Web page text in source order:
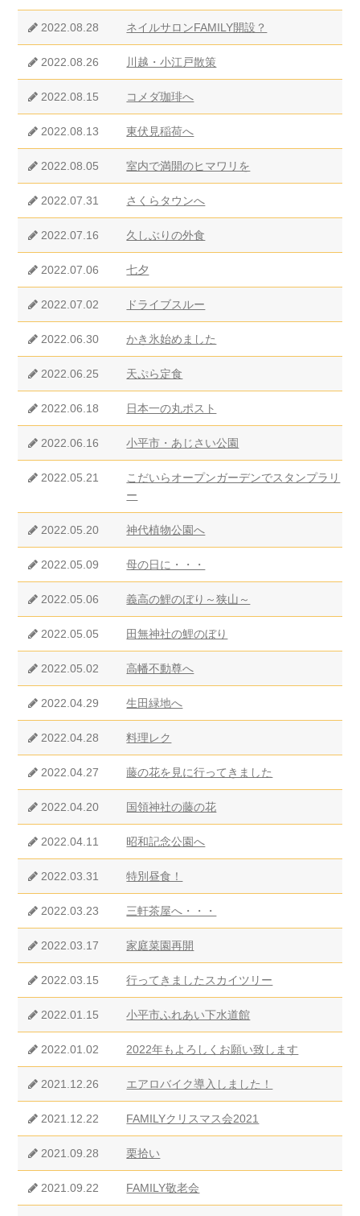
2022.08.28 ネイルサロンFAMILY開設？
2022.08.26 川越・小江戸散策
2022.08.15 コメダ珈琲へ
2022.08.13 東伏見稲荷へ
2022.08.05 室内で満開のヒマワリを
2022.07.31 さくらタウンへ
2022.07.16 久しぶりの外食
2022.07.06 七夕
2022.07.02 ドライブスルー
2022.06.30 かき氷始めました
2022.06.25 天ぷら定食
2022.06.18 日本一の丸ポスト
2022.06.16 小平市・あじさい公園
2022.05.21
こだいらオープンガーデンでスタンプラリ
ー
2022.05.20 神代植物公園へ
2022.05.09 母の日に・・・
2022.05.06 義高の鯉のぼり～狭山～
2022.05.05 田無神社の鯉のぼり
2022.05.02 高幡不動尊へ
2022.04.29 生田緑地へ
2022.04.28 料理レク
2022.04.27 藤の花を見に行ってきました
2022.04.20 国領神社の藤の花
2022.04.11 昭和記念公園へ
2022.03.31 特別昼食！
2022.03.23 三軒茶屋へ・・・
2022.03.17 家庭菜園再開
2022.03.15 行ってきましたスカイツリー
2022.01.15 小平市ふれあい下水道館
2022.01.02 2022年もよろしくお願い致します
2021.12.26 エアロバイク導入しました！
2021.12.22 FAMILYクリスマス会2021
2021.09.28 栗拾い
2021.09.22 FAMILY敬老会